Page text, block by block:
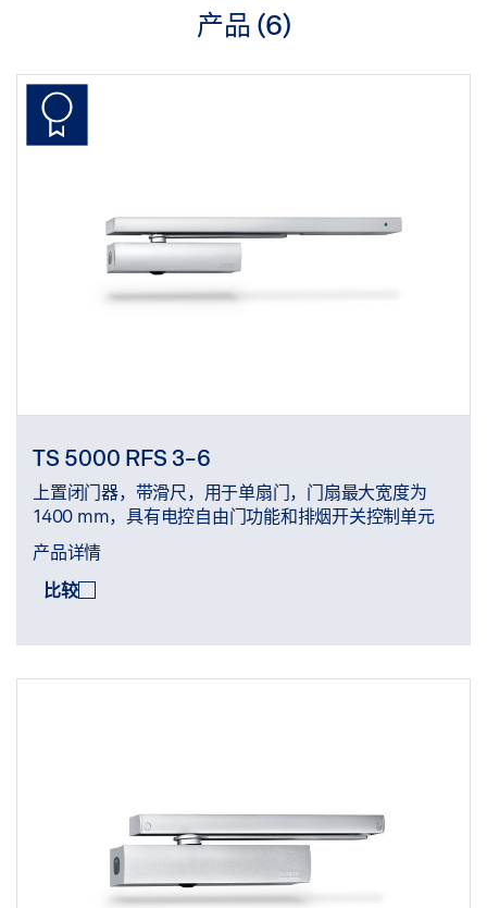
产品 (6)
TS 5000 RFS 3-6
上置闭门器，带滑尺，用于单扇门，门扇最大宽度为
1400 mm，具有电控自由门功能和排烟开关控制单元
产品详情
比较